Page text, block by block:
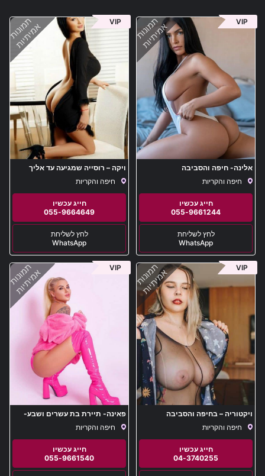
תמונות
אמיתיות VIP
אלינה- חיפה והסביבה
חיפה והקריות
055-9661244
WhatsApp
תמונות
אמיתיות VIP
ויקה – רוסייה שמגיעה עד אליך
בחיפה והסביבה
חיפה והקריות
055-9664649
WhatsApp
תמונות
אמיתיות VIP
ויקטוריה – בחיפה והסביבה
חיפה והקריות
04-3740255
תמונות
אמיתיות VIP
פאינה- תיירת בת עשרים ושבע-
באור הצפון
חיפה והקריות
055-9661540